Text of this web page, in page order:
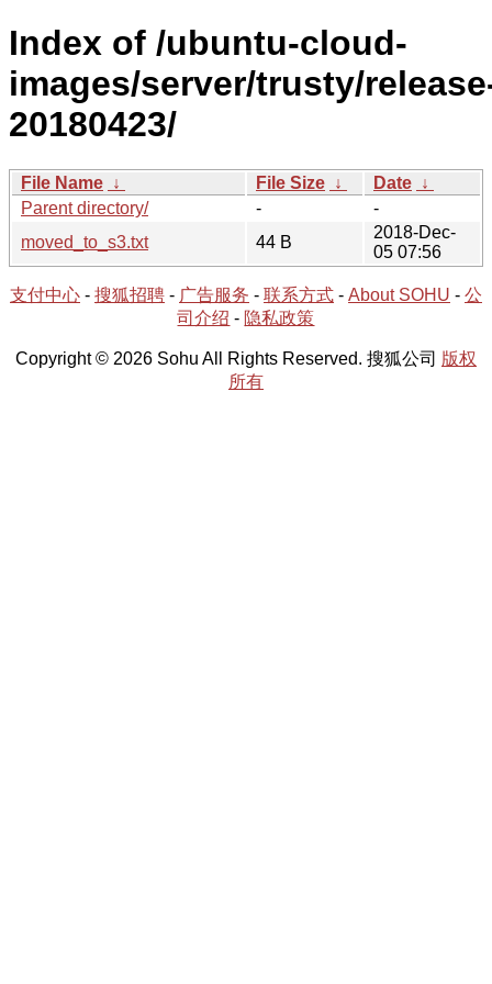
Index of /ubuntu-cloud-
images/server/trusty/
20180423/
File Name ↓ File Size ↓ Date ↓
Parent directory/
-
-
moved_to_s3.txt
44 B
2018-Dec-
05 07:56
支付中心 - 搜狐招聘 - 广告服务 - 联系方式 - About SOHU - 公
司介绍 - 隐私政策
Copyright © 2026 Sohu All Rights Reserved. 搜狐公司 版权
所有